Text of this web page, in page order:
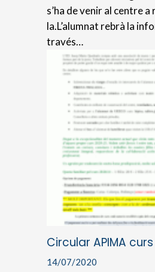
s’ha de venir al centre
la.L’alumnat rebrà la
través…
Circular APIMA
14/07/2020